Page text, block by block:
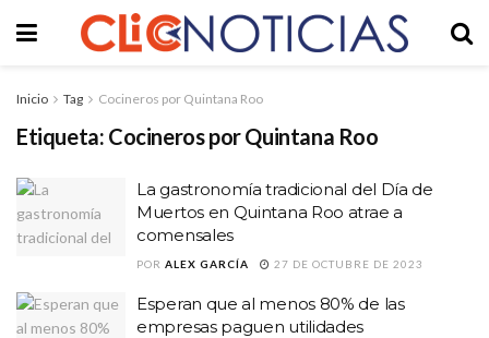
Inicio Tag Cocineros por Quintana Roo
Etiqueta: Cocineros por Quintana Roo
La gastronomía tradicional del Día de
Muertos en Quintana Roo atrae a
comensales
POR ALEX GARCÍA 27 DE OCTUBRE DE 2023
Esperan que al menos 80% de las
empresas paguen utilidades